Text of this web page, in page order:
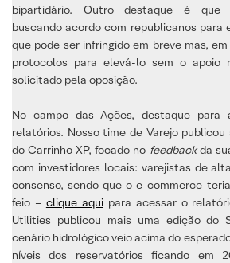
bipartidário. Outro destaque é que
buscando acordo com republicanos para
que pode ser infringido em breve mas,
protocolos para elevá-lo sem o apoio
solicitado pela oposição.
No campo das Ações, destaque para
relatórios. Nosso time de Varejo
do Carrinho XP, focado no feedbackda
com investidores locais: varejistas de
consenso, sendo que o e-commerce
feio – clique aquipara acessar o
Utilities publicou mais uma edição do
cenário hidrológico veio acima do
níveis dos reservatórios ficando em